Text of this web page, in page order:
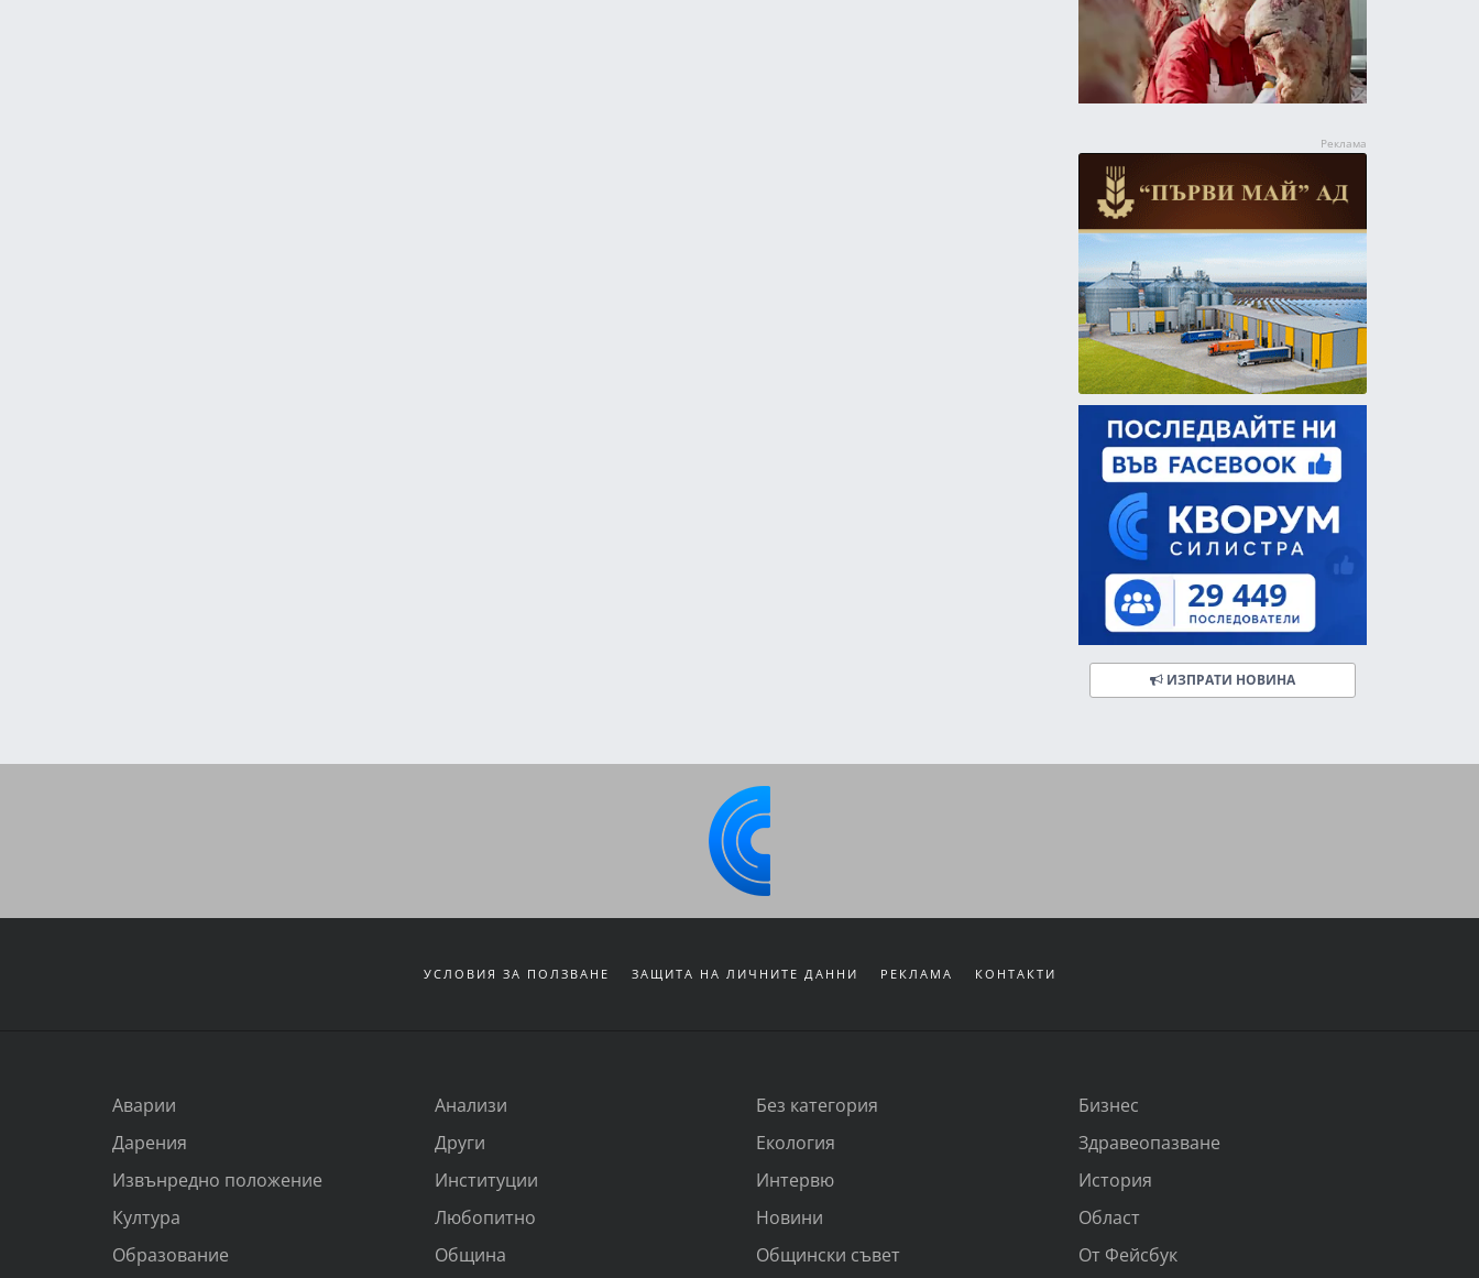
ИЗПРАТИ НОВИНА
УСЛОВИЯ ЗА ПОЛЗВАНЕ ЗАЩИТА НА ЛИЧНИТЕ ДАННИ РЕКЛАМА КОНТАКТИ
Аварии Анализи Без категория
Бизнес
Дарения
Други Екология
Здравеопазване
Извънредно положение
Институции Интервю
История
Култура
Любопитно Новини
Област
Образование
Община Общински съвет От Фейсбук